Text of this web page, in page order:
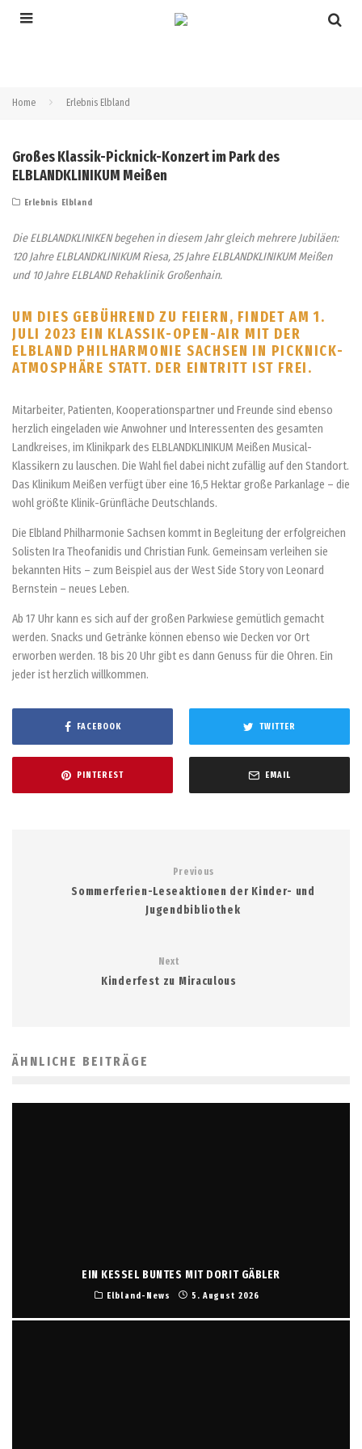
Home Erlebnis Elbland
Großes Klassik-Picknick-Konzert im Park des
ELBLANDKLINIKUM Meißen
Erlebnis Elbland
Die ELBLANDKLINIKEN begehen in diesem Jahr gleich mehrere Jubiläen:
120 Jahre ELBLANDKLINIKUM Riesa, 25 Jahre ELBLANDKLINIKUM Meißen
und 10 Jahre ELBLAND Rehaklinik Großenhain.
UM DIES GEBÜHREND ZU FEIERN, FINDET AM 1.
JULI 2023 EIN KLASSIK-OPEN-AIR MIT DER
ELBLAND PHILHARMONIE SACHSEN IN PICKNICK-
ATMOSPHÄRE STATT. DER EINTRITT IST FREI.
Mitarbeiter, Patienten, Kooperationspartner und Freunde sind ebenso
herzlich eingeladen wie Anwohner und Interessenten des gesamten
Landkreises, im Klinikpark des ELBLANDKLINIKUM Meißen Musical-
Klassikern zu lauschen. Die Wahl fiel dabei nicht zufällig auf den Standort.
Das Klinikum Meißen verfügt über eine 16,5 Hektar große Parkanlage – die
wohl größte Klinik-Grünfläche Deutschlands.
Die Elbland Philharmonie Sachsen kommt in Begleitung der erfolgreichen
Solisten Ira Theofanidis und Christian Funk. Gemeinsam verleihen sie
bekannten Hits – zum Beispiel aus der West Side Story von Leonard
Bernstein – neues Leben.
Ab 17 Uhr kann es sich auf der großen Parkwiese gemütlich gemacht
werden. Snacks und Getränke können ebenso wie Decken vor Ort
erworben werden. 18 bis 20 Uhr gibt es dann Genuss für die Ohren. Ein
jeder ist herzlich willkommen.
FACEBOOK TWITTER
PINTEREST EMAIL
Previous
Sommerferien-Leseaktionen der Kinder- und
Jugendbibliothek
Next
Kinderfest zu Miraculous
ÄHNLICHE BEITRÄGE
EIN KESSEL BUNTES MIT DORIT GÄBLER
Elbland-News 5. August 2026